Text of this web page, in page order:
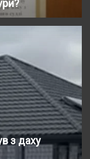
з даху